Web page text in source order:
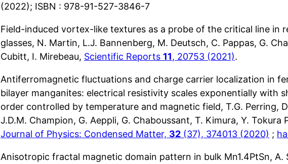
(2022); ISBN : 978-91-527-3846-7
Field-induced vortex-like textures as a probe of the critical line in
glasses, N. Martin, L.J. Bannenberg, M. Deutsch, C. Pappas, G.
Cubitt, I. Mirebeau, Scientific Reports 11, 20753 (2021).
Antiferromagnetic fluctuations and charge carrier localization in
bilayer manganites: electrical resistivity scales exponentially with
order controlled by temperature and magnetic field, T.G. Perring,
J.D.M. Champion, G. Aeppli, G. Chaboussant, T. Kimura, Y. Tokura
Journal of Physics: Condensed Matter, 32 (37), 374013 (2020) ;
Anisotropic fractal magnetic domain pattern in bulk Mn1.4PtSn, A.